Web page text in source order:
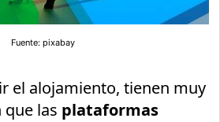
Fuente: pixabay
el alojamiento, tienen muy
las plataformas